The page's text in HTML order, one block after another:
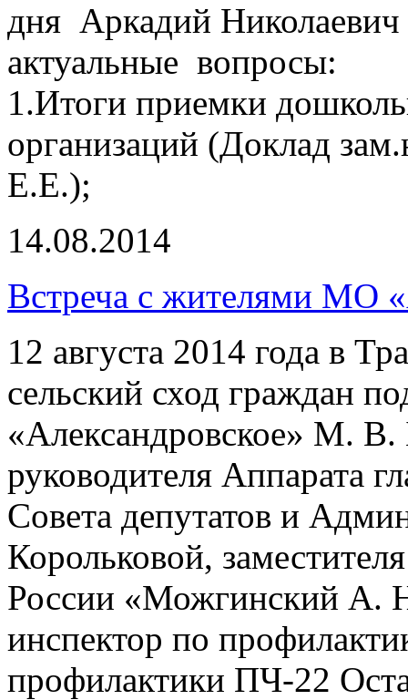
дня Аркадий
актуальные вопросы:
1.Итоги приемки
организаций (Доклад
Е.Е.);
14.08.2014
Встреча с жителями МО
12 августа 2014 года в
сельский сход граждан
«Александровское» М. В.
руководителя Аппарата
Совета депутатов и
Корольковой,
России «Можгинский А.
инспектор по
профилактики ПЧ-22